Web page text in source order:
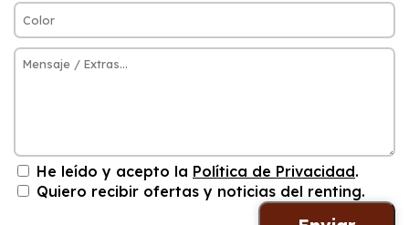
He leído y acepto la Política de Privacidad.
Quiero recibir ofertas y noticias del renting.